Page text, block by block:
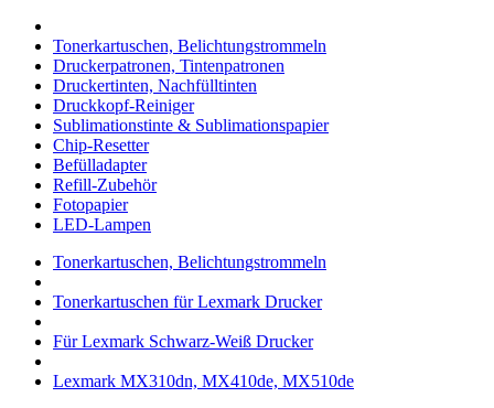
Tonerkartuschen, Belichtungstrommeln
Druckerpatronen, Tintenpatronen
Druckertinten, Nachfülltinten
Druckkopf-Reiniger
Sublimationstinte & Sublimationspapier
Chip-Resetter
Befülladapter
Refill-Zubehör
Fotopapier
LED-Lampen
Tonerkartuschen, Belichtungstrommeln
Tonerkartuschen für Lexmark Drucker
Für Lexmark Schwarz-Weiß Drucker
Lexmark MX310dn, MX410de, MX510de